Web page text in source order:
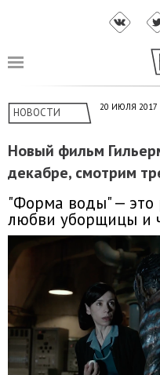
НОВОСТИ 20 ИЮЛЯ 2017
Новый фильм
декабре, смотрим
"Форма воды" — это
любви уборщицы и